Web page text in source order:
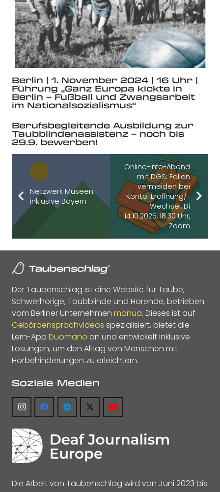
Berlin | 1. November 2024 | 16 Uhr |
Führung „Ganz Europa kickte in
Berlin – Fußball und Zwangsarbeit
im Nationalsozialismus“
Berufsbegleitende Ausbildung zur
Taubblindenassistenz – noch bis
29.9. bewerben!
Netzwerk Museen
inklusive Bayern
Online-Info-Abend
mit DGS: Fallen
vermeiden bei
Konto-Eröffnung/-
Wechsel, Di
14.10.2025, 18.30 Uhr,
Zoom
Der Taubenschlag ist eine Website für Taube,
Schwerhörige, Taubblinde und Hörende, betrieben
vom Berliner Unternehmen manua. Dieses ist auf
Gebärdensprachvideos spezialisiert, bietet die
Lern-App Duomano an und entwickelt inklusive
Lösungen, um den Alltag von Menschen mit
Hörbehinderungen zu erleichtern.
Soziale Medien
Die Arbeit von Taubenschlag wird von Juni 2023 bis